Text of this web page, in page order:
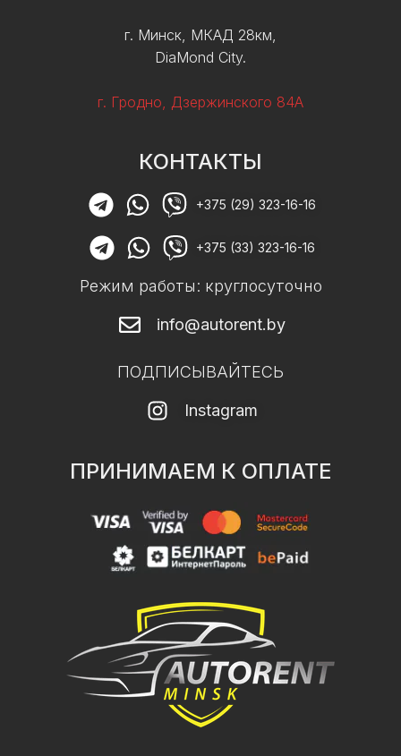
г. Минск, МКАД 28км,
DiaMond City.
г. Гродно, Дзержинского 84А
КОНТАКТЫ
+375 (29) 323-16-16
+375 (33) 323-16-16
Режим работы: круглосуточно
info@autorent.by
ПОДПИСЫВАЙТЕСЬ
Instagram
ПРИНИМАЕМ К ОПЛАТЕ